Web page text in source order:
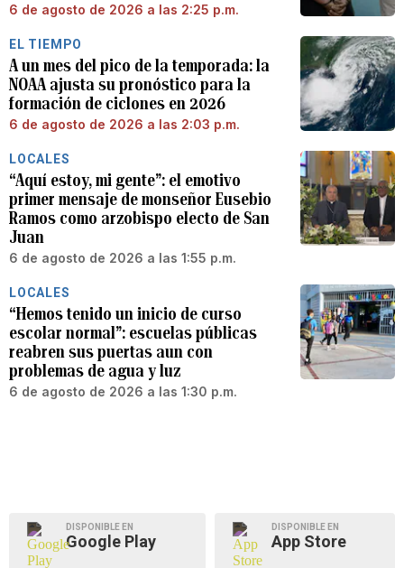
6 de agosto de 2026 a las 2:25 p.m.
EL TIEMPO
A un mes del pico de la temporada: la
NOAA ajusta su pronóstico para la
formación de ciclones en 2026
6 de agosto de 2026 a las 2:03 p.m.
LOCALES
“Aquí estoy, mi gente”: el emotivo
primer mensaje de monseñor Eusebio
Ramos como arzobispo electo de San
Juan
6 de agosto de 2026 a las 1:55 p.m.
LOCALES
“Hemos tenido un inicio de curso
escolar normal”: escuelas públicas
reabren sus puertas aun con
problemas de agua y luz
6 de agosto de 2026 a las 1:30 p.m.
DISPONIBLE EN
Google Play
DISPONIBLE EN
App Store